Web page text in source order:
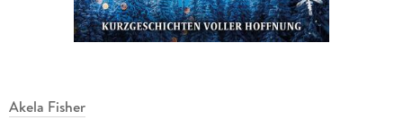
Akela Fisher